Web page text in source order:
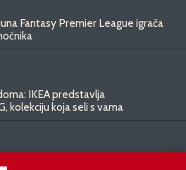
Fantasy Premier League igrača
IKEA predstavlja
kolekciju koja seli s vama
luksuznu limuzinu veću od